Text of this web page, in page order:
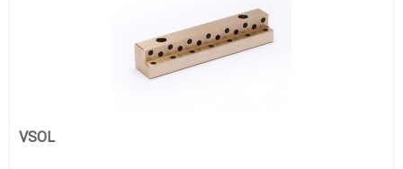
VSOL